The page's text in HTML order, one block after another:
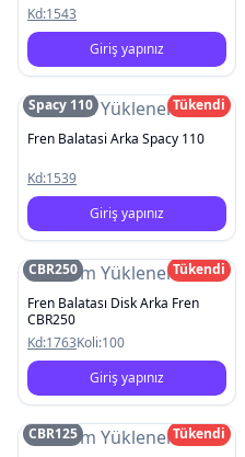
Kd:1543
Giriş yapınız
Resim Yüklenemedi
Spacy 110
Tükendi
Fren Balatasi Arka Spacy 110
Kd:1539
Giriş yapınız
Resim Yüklenemedi
CBR250
Tükendi
Fren Balatası Disk Arka Fren
CBR250
Kd:1763Koli:100
Giriş yapınız
Resim Yüklenemedi
CBR125
Tükendi